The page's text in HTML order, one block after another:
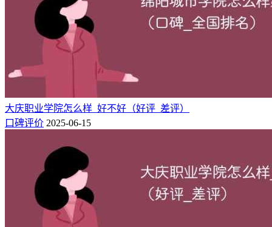
口碑6：
学校处于发展阶段，从入学到毕业一直在不断地完善中，学校
的管理也越来越正规，有些老师还是很不错的，外聘的河大的
所学专业是每个工作单位都需要的，但是要学精不容易，需要
自身加强学习与实践。老师们的讲课水平有高有低，有的老师
学校说实话挺不好 不太适合分数比较高的学生 可是总体来说
只要认真按部就班的上课 毕业领到学位证不成问题
大庆职业学院怎么样_好不好（好评_差评）
口碑评价 2025-06-15